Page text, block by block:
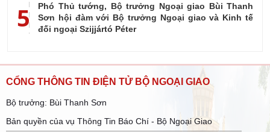
5
Phó Thủ tướng, Bộ trưởng Ngoại giao Bùi Thanh
Sơn hội đàm với Bộ trưởng Ngoại giao và Kinh tế
đối ngoại Szijjártó Péter
CỔNG THÔNG TIN ĐIỆN TỬ BỘ NGOẠI GIAO
Bộ trưởng: Bùi Thanh Sơn
Bản quyền của vụ Thông Tin Báo Chí - Bộ Ngoại Giao